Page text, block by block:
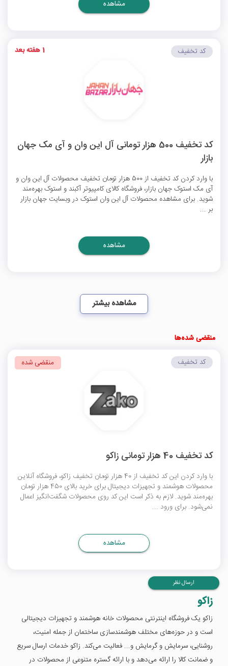
مشاهده
کد تخفیف 500 هزار تومانی آل این وان و آی مک جهان
بازار
با وارد کردن کد تخفیف از 500 هزار تومان تخفیف محصولات آل این وان و
آی مک استوک جهان بازار، فروشگاه کالای کامپیوتر آکبند و استوک بهره‌مند
شوید. برای مشاهده محصولات آل این وان استوک در وبسایت جهان بازار
بر ...
کد تخفیف 1 هفته بعد
مشاهده
مشاهده بیشتر
منقضی شده‌ها
کد تخفیف 40 هزار تومانی زاکو
با وارد کردن این کد تخفیف از 40 هزار تومان تخفیف زاکو، فروشگاه آنلاین
محصولات هوشمند و تجهیزات دیجیتال برای خرید بالای 450 هزار تومان
بهره‌مند شوید. لازم به ذکر است این کد روی محصولات شگفت‌انگیز اعمال
نمی‌شود. برای ورود ...
کد تخفیف منقضی شده
مشاهده
ارسال نظر
زاکو
زاکو یک فروشگاه اینترنتی محصولات خانه هوشمند و تجهیزات دیجیتالی
است و در حوزه‌های مختلف هوشمندسازی ساختمان از جمله امنیت،
روشنایی، سرمایش و گرمایش و... فعالیت می‌کند. زاکو خدمات ارسال سریع
و ضمانت کالا را ارائه می‌دهد و با ارائه گستره متنوعی از محصولات در